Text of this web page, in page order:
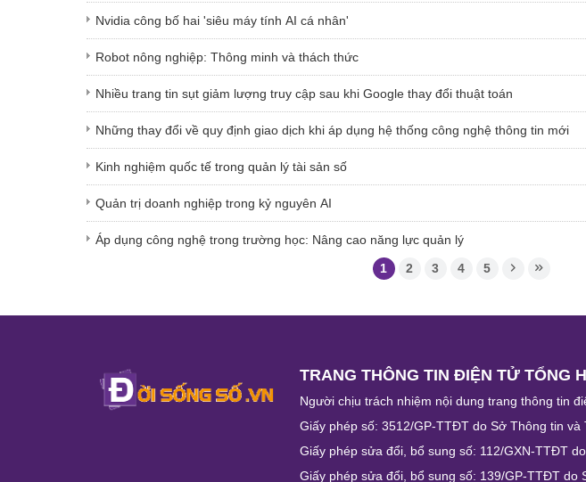
Nvidia công bố hai 'siêu máy tính AI cá nhân'
Robot nông nghiệp: Thông minh và thách thức
Nhiều trang tin sụt giảm lượng truy cập sau khi Google thay đổi thuật toán
Những thay đổi về quy định giao dịch khi áp dụng hệ thống công nghệ thông tin mới
Kinh nghiệm quốc tế trong quản lý tài sản số
Quản trị doanh nghiệp trong kỷ nguyên AI
Áp dụng công nghệ trong trường học: Nâng cao năng lực quản lý
1 2 3 4 5
TRANG THÔNG TIN ĐIỆN TỬ TỔNG
Người chịu trách nhiệm nội dung trang thông tin
Giấy phép số: 3512/GP-TTĐT do Sở Thông tin
Giấy phép sửa đổi, bổ sung số: 112/GXN-TTĐT
Giấy phép sửa đổi, bổ sung số: 139/GP-TTĐT do